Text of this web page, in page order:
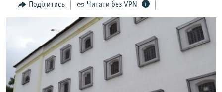
пошукуІНТЕРВ'Ю
СПЕЦПРОЕКТИ
ДЕПОРТАЦІЯ
ВІДЕОУРОКИ «ELIFBE»
ЯК ОБІЙТИ БЛОКУВАННЯ
Русский
Поділитись Читати без VPN